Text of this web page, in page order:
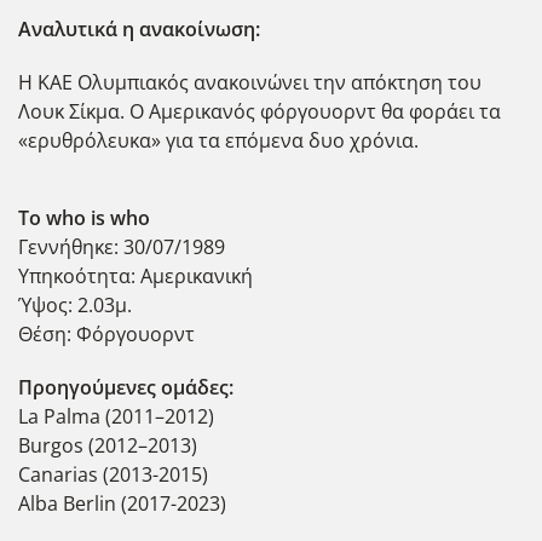
Αναλυτικά η ανακοίνωση:
Η ΚΑΕ Ολυμπιακός ανακοινώνει την απόκτηση του
Λουκ Σίκμα. Ο Αμερικανός φόργουορντ θα φοράει τα
«ερυθρόλευκα» για τα επόμενα δυο χρόνια.
Το who is whο
Γεννήθηκε: 30/07/1989
Υπηκοότητα: Αμερικανική
Ύψος: 2.03μ.
Θέση: Φόργουορντ
Προηγούμενες ομάδες:
La Palma (2011–2012)
Burgos (2012–2013)
Canarias (2013-2015)
Alba Berlin (2017-2023)